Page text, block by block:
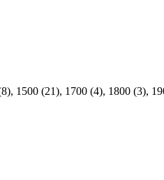
1500 (21), 1700 (4), 1800 (3),